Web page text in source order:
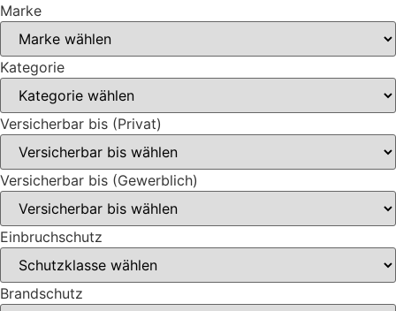
Marke
Kategorie
Versicherbar bis (Privat)
Versicherbar bis (Gewerblich)
Einbruchschutz
Brandschutz